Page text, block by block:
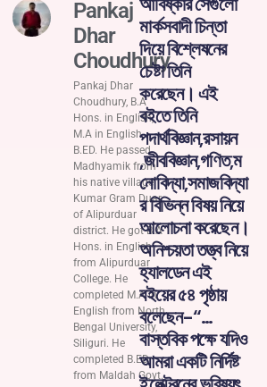
Pankaj
Dhar
Choudhury
Pankaj Dhar
Choudhury, B.A
Hons. in English,
M.A in English,
B.ED. He passed
Madhyamik from
his native village
Kumar Gram Duar
of Alipurduar
district. He got B.A
Hons. in English
from Alipurduar
College. He
completed M.A in
English from North
Bengal University,
Siliguri. He
completed B.ED
from Maldah Govt.
মার্কসবাদী চিন্তা
দিয়ে বিশ্লেষনের
চেষ্টা তিনি
করেছেন। এই
বইতে তিনি
পদার্থবিজ্ঞান,রসায়ন
,জীববিজ্ঞান,গণিত,ম
নোবিদ্যা,সমাজবিদ্যা
র বিভিন্ন বিষয় নিয়ে
আলোচনা করেছেন।
অনিশ্চয়তা তত্ত্ব নিয়ে
হ্যালডেন এই
বইয়ের ৫৪ পৃষ্ঠায়
বলেছেন-“…
বাস্তবিক পক্ষে যদিও
আমরা একটি নির্দিষ্ট